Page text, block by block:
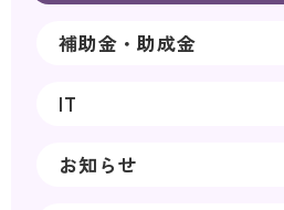
補助金・助成金
IT
お知らせ